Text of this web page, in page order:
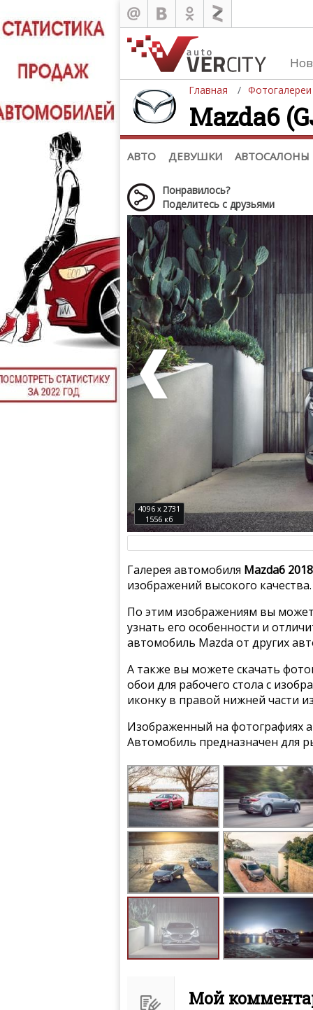
Главная Фотогалереи
Mazda6
АВТО ДЕВУШКИ АВТОСАЛОНЫ
Автомобили
Последние добавления
Список марок
(+1102)
Понравилось?
Поделитесь с друзьями
4096 x 2731
1556 кб
Галерея автомобиля Mazda6
изображений высокого качества.
По этим изображениям вы
узнать его особенности и
автомобиль Mazda от других
А также вы можете скачать
обои для рабочего стола с
иконку в правой нижней части
Изображенный на фотографиях
Автомобиль предназначен для
Мой